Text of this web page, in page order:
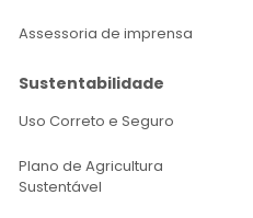
Assessoria de imprensa
Sustentabilidade
Uso Correto e Seguro
Plano de Agricultura
Sustentável